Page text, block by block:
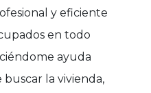
y eficiente
en todo
ayuda
buscar la vivienda,
Miguel A.